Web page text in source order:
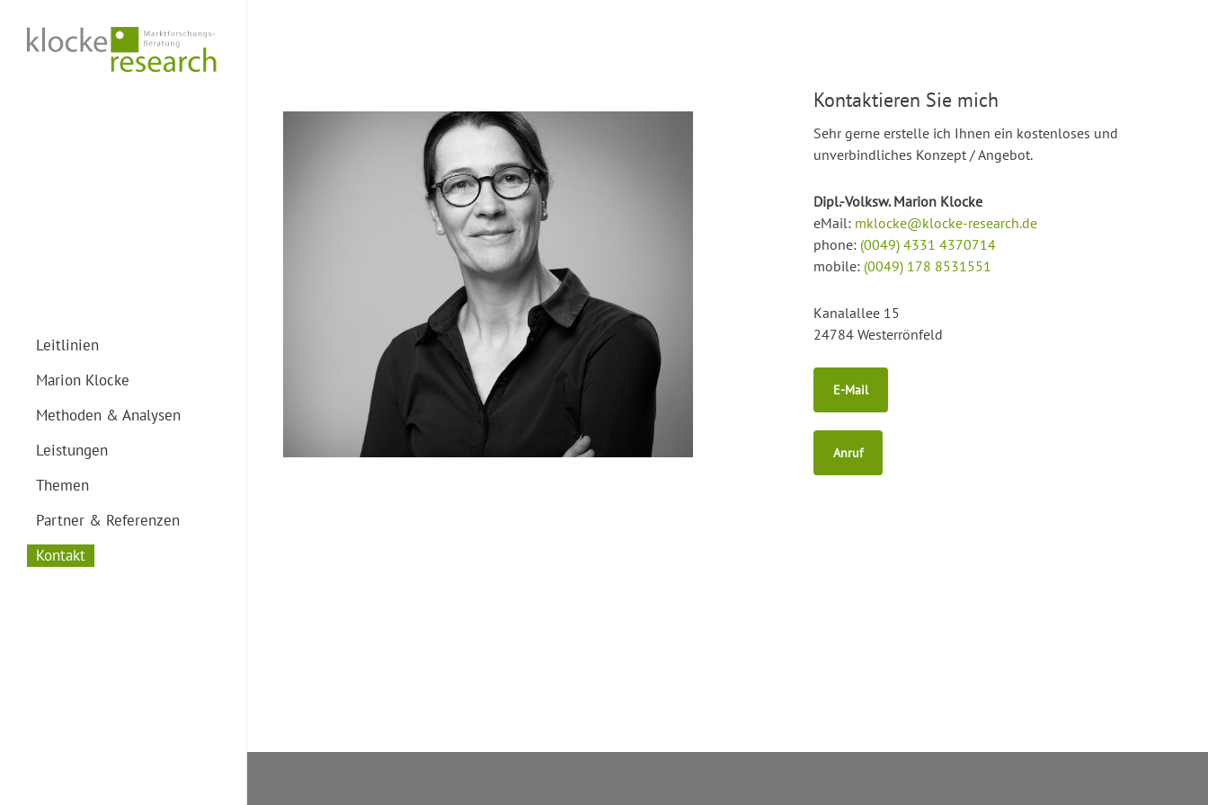
main
Leitlinien
Marion Klocke
Methoden & Analysen
Leistungen
Themen
Partner & Referenzen
Kontakt
Kontaktieren Sie mich
Sehr gerne erstelle ich Ihnen ein kostenloses und
unverbindliches Konzept / Angebot.
Dipl.-Volksw. Marion Klocke
eMail: mklocke@klocke-research.de
phone: (0049) 4331 4370714
mobile: (0049) 178 8531551
Kanalallee 15
24784 Westerrönfeld
E-Mail
Anruf